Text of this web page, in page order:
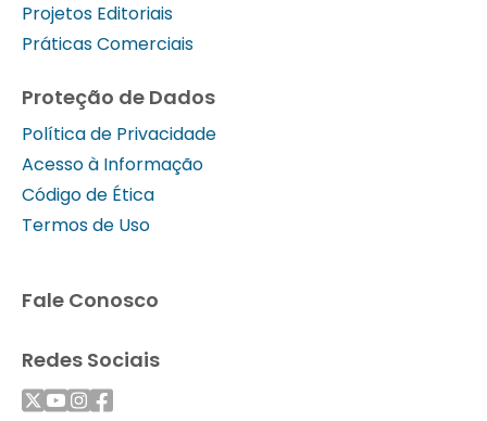
Projetos Editoriais
Práticas Comerciais
Proteção de Dados
Política de Privacidade
Acesso à Informação
Código de Ética
Termos de Uso
Fale Conosco
Redes Sociais